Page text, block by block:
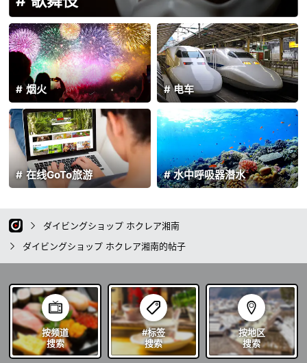
电车
烟火
水中呼吸器潜水
在线GoTo旅游
ダイビングショップ ホクレア湘南
ダイビングショップ ホクレア湘南的帖子
按频道
搜索
#标签
搜索
按地区
搜索